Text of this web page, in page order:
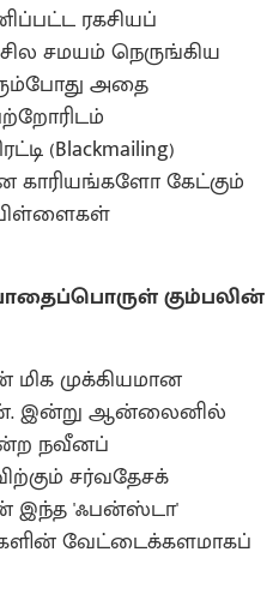
ரகசியப்
சமயம் நெருங்கிய
அதை
(Blackmailing)
கேட்கும்
கும்பலின்
மிக முக்கியமான
இன்று ஆன்லைனில்
நவீனப்
சர்வதேசக்
இந்த 'ஃபன்ஸ்டா'
வேட்டைக்களமாகப்